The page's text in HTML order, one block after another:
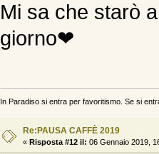
Mi sa che starò
giorno❤
In Paradiso si entra per favoritismo. Se si
Re:PAUSA CAFFÈ 2019
« Risposta #12 il: 06 Gennaio 2019,